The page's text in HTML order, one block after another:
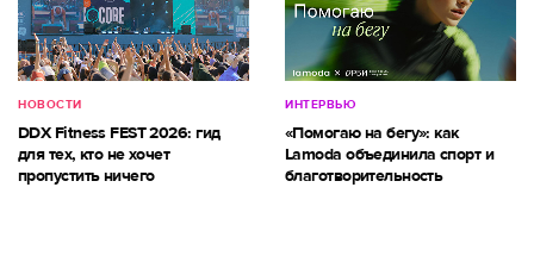
НОВОСТИ
DDX Fitness FEST 2026: гид
для тех, кто не хочет
пропустить ничего
ИНТЕРВЬЮ
«Помогаю на бегу»: как
Lamoda объединила спорт и
благотворительность